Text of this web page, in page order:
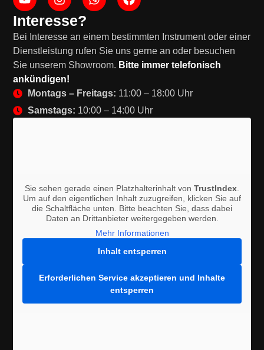
Interesse?
Bei Interesse an einem bestimmten Instrument oder einer
Dienstleistung rufen Sie uns gerne an oder besuchen
Sie unserem Showroom. Bitte immer telefonisch
ankündigen!
Montags – Freitags: 11:00 – 18:00 Uhr
Samstags: 10:00 – 14:00 Uhr
Sie sehen gerade einen Platzhalterinhalt von TrustIndex
Um auf den eigentlichen Inhalt zuzugreifen, klicken Sie auf
die Schaltfläche unten. Bitte beachten Sie, dass dabei
Daten an Drittanbieter weitergegeben werden.
Mehr Informationen
Inhalt entsperren
Erforderlichen Service akzeptieren und Inhalte
entsperren